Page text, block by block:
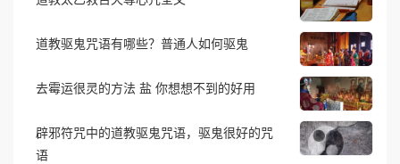
道教驱鬼咒语有哪些？普通人如何驱鬼
去霉运很灵的方法 盐 你想想不到的好用
辟邪符咒中的道教驱鬼咒语，驱鬼很好的咒
语